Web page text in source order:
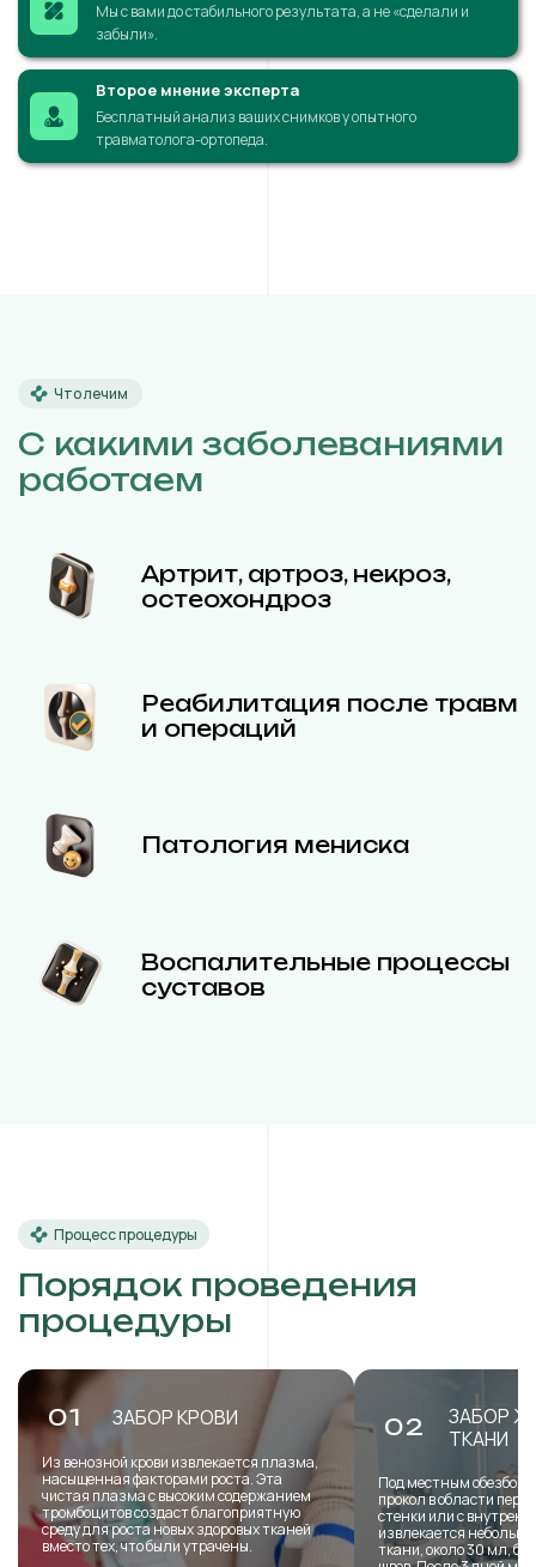
Мы с вами до стабильного результата, а не «сделали и
забыли».
Второе мнение эксперта
Бесплатный анализ ваших снимков у опытного
травматолога-ортопеда.
Что лечим
С какими заболеваниями
работаем
Артрит, артроз, некроз,
остеохондроз
Реабилитация после травм
и операций
Патология мениска
Воспалительные процессы
суставов
Процесс процедуры
Порядок проведения
процедуры
01 ЗАБОР КРОВИ
Из венозной крови извлекается плазма,
насыщенная факторами роста. Эта
чистая плазма с высоким содержанием
тромбоцитов создаст благоприятную
среду для роста новых здоровых тканей
вместо тех, что были утрачены.
02
ЗАБОР
ТКАНИ
Под местным
прокол в области
стенки или с
извлекается
ткани, около 30 мл,